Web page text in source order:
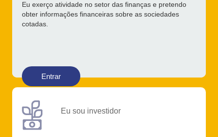
Eu exerço atividade no setor das finanças e pretendo
obter informações financeiras sobre as sociedades
cotadas.
Entrar
Eu sou investidor